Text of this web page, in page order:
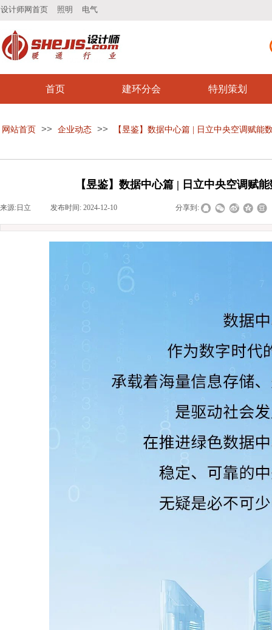
设计师网首页 照明 电气
首页 建环分会 特别策划
网站首页 >> 企业动态 >> 【昱鉴】数据中心篇 | 日立中央空调赋能
【昱鉴】数据中心篇 | 日立中央空调赋
来源:日立 发布时间: 2024-12-10 分享到: